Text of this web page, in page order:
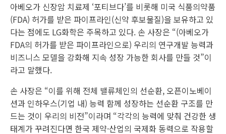
아베오가 신장암 치료제 ‘포티브다’를 비롯해 미국 식품의약품
(FDA) 허가를 받은 파이프라인(신약 후보물질)을 보유하고 있
다는 점에도 LG화학은 주목하고 있다. 손 사장은 “(아베오가
FDA의 허가를 받은 파이프라인으로) 우리의 연구개발 능력과
비즈니스 모델을 강화해 지속 성장 가능한 회사를 만들 것”이
라고 말했다.
손 사장은 “이를 위해 전체 밸류체인의 선순환, 오픈이노베이
션과 인하우스(기업 내) 능력 함께 성장하는 선순환 구조를 만
드는 것이 우리의 비전”이라며 “각각의 능력에 맞춰 건강한 생
태계가 꾸려진다면 한국 제약·산업의 국제화 동력으로 작용할